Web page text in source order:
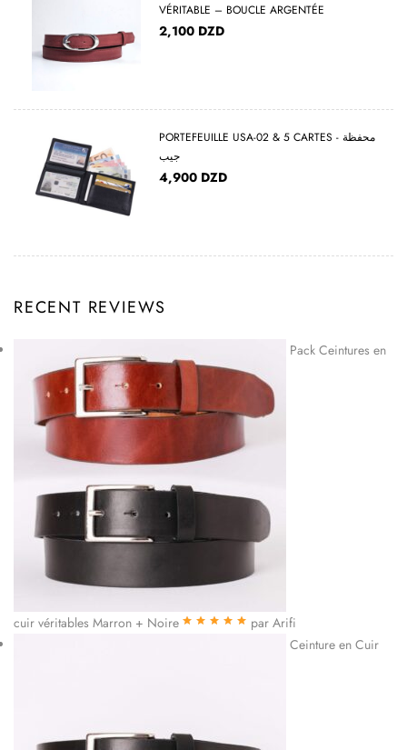
VÉRITABLE – BOUCLE ARGENTÉE
2,100 DZD
PORTEFEUILLE USA-02 & 5 CARTES - محفظة
جيب
4,900 DZD
RECENT REVIEWS
Pack Ceintures en
cuir véritables Marron + Noire
par Arifi
Ceinture en Cuir